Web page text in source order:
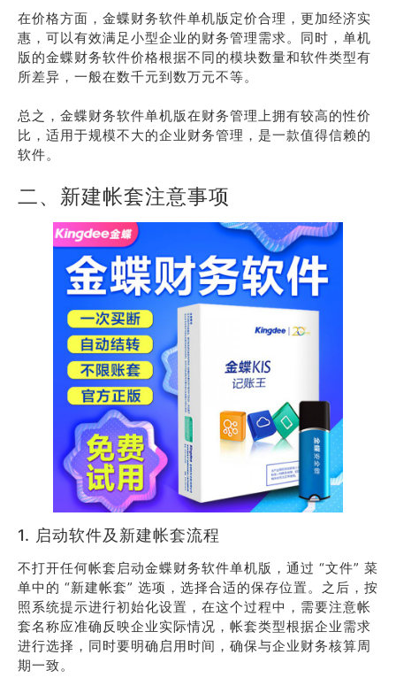
在价格方面，金蝶财务软件单机版定价合理，更加经济实
惠，可以有效满足小型企业的财务管理需求。同时，单机
版的金蝶财务软件价格根据不同的模块数量和软件类型有
所差异，一般在数千元到数万元不等。
总之，金蝶财务软件单机版在财务管理上拥有较高的性价
比，适用于规模不大的企业财务管理，是一款值得信赖的
软件。
二、新建帐套注意事项
1. 启动软件及新建帐套流程
不打开任何帐套启动金蝶财务软件单机版，通过 “文件” 菜
单中的 “新建帐套” 选项，选择合适的保存位置。之后，按
照系统提示进行初始化设置，在这个过程中，需要注意帐
套名称应准确反映企业实际情况，帐套类型根据企业需求
进行选择，同时要明确启用时间，确保与企业财务核算周
期一致。